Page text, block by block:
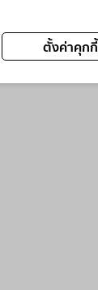
ตั้งค่าคุกกี้